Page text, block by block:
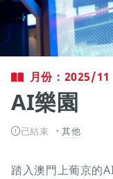
月份：2025/11
AI樂園
已結束 其他
踏入澳門上葡京的